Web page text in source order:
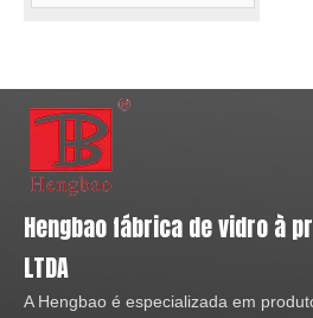
Hengbao fábrica de vidro à
LTDA
A Hengbao é especializada em